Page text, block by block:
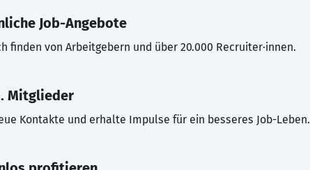
Job-Angebote
finden von Arbeitgebern und über 20.000 Recruiter·innen.
Mitglieder
Kontakte und erhalte Impulse für ein besseres Job-Leben.